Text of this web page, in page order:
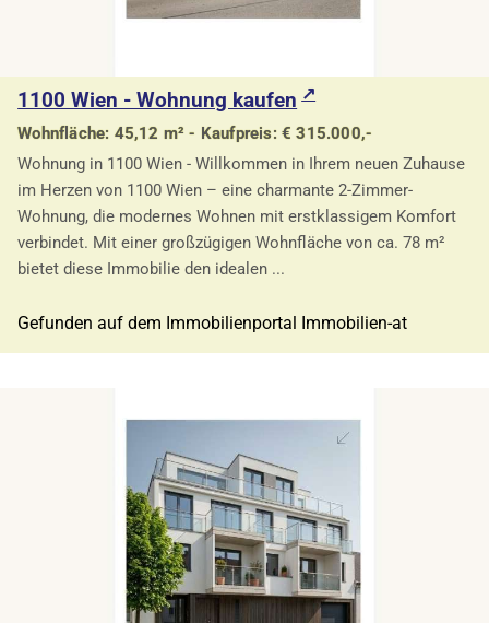
1100 Wien - Wohnung kaufen
Wohnfläche: 45,12 m² - Kaufpreis: € 315.000,-
Wohnung in 1100 Wien - Willkommen in Ihrem neuen Zuhause
im Herzen von 1100 Wien – eine charmante 2-Zimmer-
Wohnung, die modernes Wohnen mit erstklassigem Komfort
verbindet. Mit einer großzügigen Wohnfläche von ca. 78 m²
bietet diese Immobilie den idealen ...
Gefunden auf dem Immobilienportal Immobilien-at